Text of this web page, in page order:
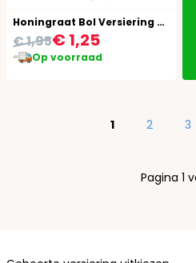
Honingraat Bol Versiering Baby Blauw 30cm
€ 1,25
€ 1,95
Op voorraad
U lees
1 Pagina
2 3
Pagina 1